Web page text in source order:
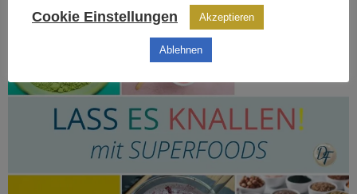
Cookie Einstellungen Akzeptieren
Ablehnen